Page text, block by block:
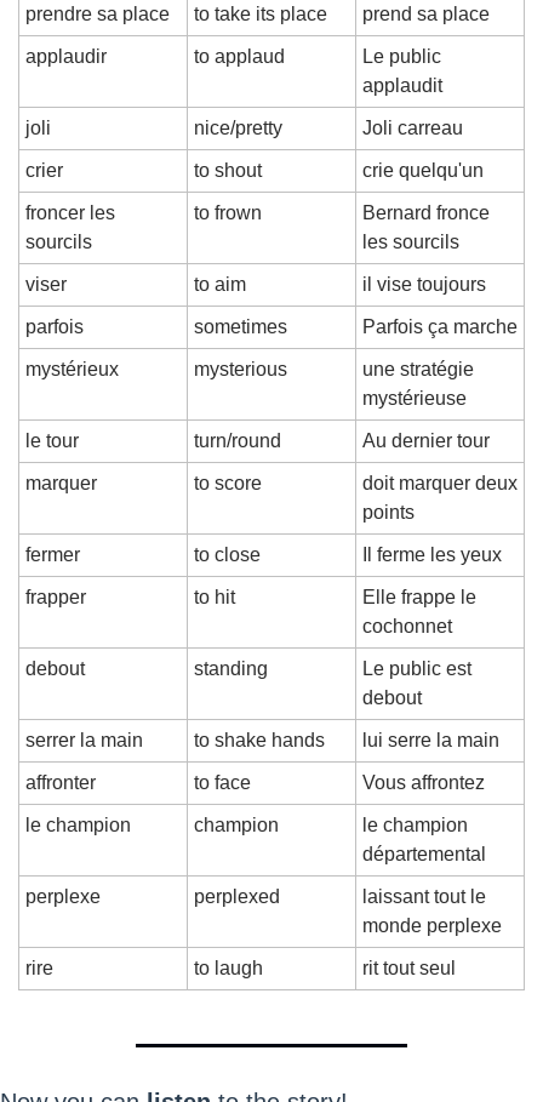
prendre sa place to take its place prend sa place
applaudir to applaud
Le public
applaudit
joli nice/pretty Joli carreau
crier to shout crie quelqu'un
froncer les
sourcils
to frown
Bernard fronce
les sourcils
viser to aim il vise toujours
parfois sometimes Parfois ça marche
mystérieux mysterious
une stratégie
mystérieuse
le tour turn/round Au dernier tour
marquer to score
doit marquer deux
points
fermer to close Il ferme les yeux
frapper to hit
Elle frappe le
cochonnet
debout standing
Le public est
debout
serrer la main to shake hands lui serre la main
affronter to face Vous affrontez
le champion champion
le champion
départemental
perplexe perplexed
laissant tout le
monde perplexe
rire to laugh rit tout seul